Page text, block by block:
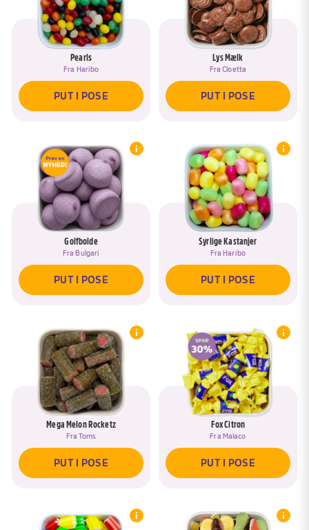
Pearls
Fra Haribo
PUT I POSE
Lys Mælk
FraCloetta
PUT I POSE
Golfbolde
Fra Bulgari
PUT I POSE
Syrlige Kastanjer
Fra Haribo
PUT I POSE
Mega Melon Rocketz
Fra Toms
PUT I POSE
Fox Citron
Fra Malaco
PUT I POSE
REMOVE DRAFTED PRODUCTS
Du skal lige navngive din pose, så du har
Hov, du har allerede en pose, som
hedder <span data-ask-rename-title>
{{pose}}</span>
data-ask-rename-title>{{pose}}</span>?